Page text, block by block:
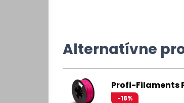
Alternatívne
Profi-Filaments
-18%